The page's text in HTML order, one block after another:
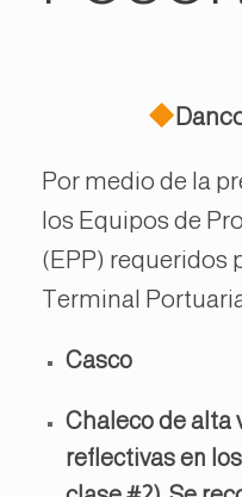
Por medio de la
los Equipos de
(EPP) requeridos
Terminal
Casco
Chaleco de alta
reflectivas en